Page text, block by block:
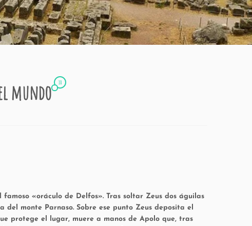
mundo 10
«oráculo de Delfos». Tras soltar Zeus dos águilas
del monte Parnaso. Sobre ese punto Zeus deposita el
protege el lugar, muere a manos de Apolo que, tras